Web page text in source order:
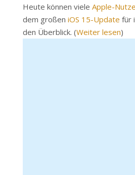
Heute können viele Apple-
dem großen iOS 15-Update für
den Überblick. (Weiter lesen)